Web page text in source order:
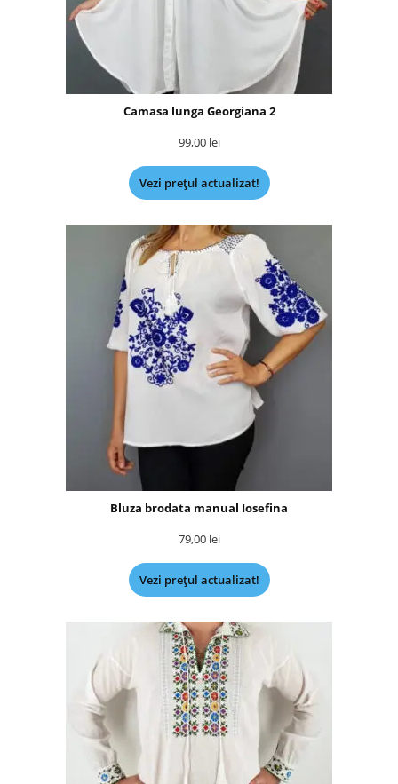
Camasa lunga Georgiana 2
99,00 lei
Vezi prețul actualizat!
Bluza brodata manual Iosefina
79,00 lei
Vezi prețul actualizat!